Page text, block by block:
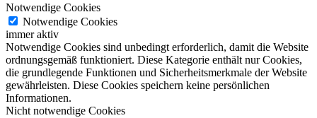
Notwendige Cookies
Notwendige Cookies
immer aktiv
Notwendige Cookies sind unbedingt erforderlich, damit die Website
ordnungsgemäß funktioniert. Diese Kategorie enthält nur Cookies,
die grundlegende Funktionen und Sicherheitsmerkmale der Website
gewährleisten. Diese Cookies speichern keine persönlichen
Informationen.
Nicht notwendige Cookies